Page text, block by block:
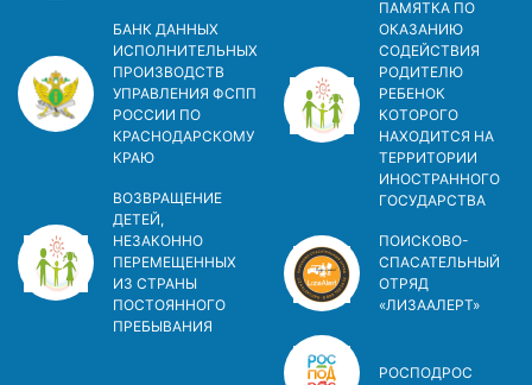
БАНК ДАННЫХ
ИСПОЛНИТЕЛЬНЫХ
ПРОИЗВОДСТВ
УПРАВЛЕНИЯ ФСПП
РОССИИ ПО
КРАСНОДАРСКОМУ
КРАЮ
ВОЗВРАЩЕНИЕ
ДЕТЕЙ,
НЕЗАКОННО
ПЕРЕМЕЩЕННЫХ
ИЗ СТРАНЫ
ПОСТОЯННОГО
ПРЕБЫВАНИЯ
ПАМЯТКА ПО
ОКАЗАНИЮ
СОДЕЙСТВИЯ
РОДИТЕЛЮ
РЕБЕНОК
КОТОРОГО
НАХОДИТСЯ НА
ТЕРРИТОРИИ
ИНОСТРАННОГО
ГОСУДАРСТВА
ПОИСКОВО-
СПАСАТЕЛЬНЫЙ
ОТРЯД
«ЛИЗААЛЕРТ»
РОСПОДРОС